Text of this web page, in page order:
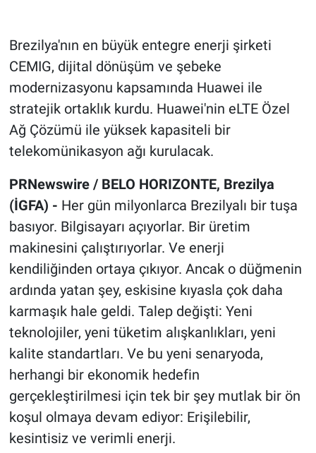
Brezilya'nın en büyük entegre enerji şirketi
CEMIG, dijital dönüşüm ve şebeke
modernizasyonu kapsamında Huawei ile
stratejik ortaklık kurdu. Huawei'nin eLTE Özel
Ağ Çözümü ile yüksek kapasiteli bir
telekomünikasyon ağı kurulacak.
PRNewswire / BELO HORIZONTE, Brezilya
(İGFA) - Her gün milyonlarca Brezilyalı bir tuşa
basıyor. Bilgisayarı açıyorlar. Bir üretim
makinesini çalıştırıyorlar. Ve enerji
kendiliğinden ortaya çıkıyor. Ancak o düğmenin
ardında yatan şey, eskisine kıyasla çok daha
karmaşık hale geldi. Talep değişti: Yeni
teknolojiler, yeni tüketim alışkanlıkları, yeni
kalite standartları. Ve bu yeni senaryoda,
herhangi bir ekonomik hedefin
gerçekleştirilmesi için tek bir şey mutlak bir ön
koşul olmaya devam ediyor: Erişilebilir,
kesintisiz ve verimli enerji.